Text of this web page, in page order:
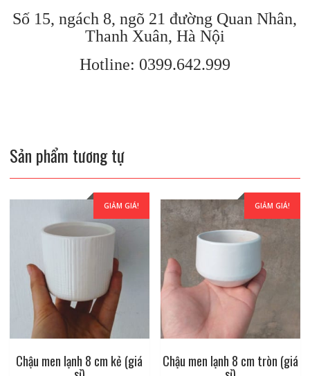
Số 15, ngách 8, ngõ 21 đường Quan Nhân,
Thanh Xuân, Hà Nội
Hotline: 0399.642.999
Sản phẩm tương tự
GIẢM GIÁ!
Chậu men lạnh 8 cm kẻ (giá
GIẢM GIÁ!
Chậu men lạnh 8 cm tròn (giá